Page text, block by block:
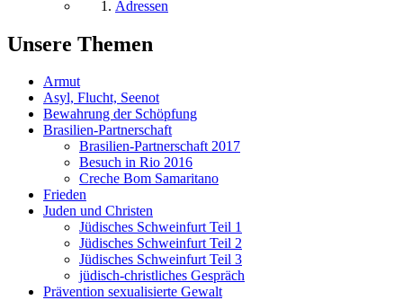
Adressen
Unsere Themen
Armut
Asyl, Flucht, Seenot
Bewahrung der Schöpfung
Brasilien-Partnerschaft
Brasilien-Partnerschaft 2017
Besuch in Rio 2016
Creche Bom Samaritano
Frieden
Juden und Christen
Jüdisches Schweinfurt Teil 1
Jüdisches Schweinfurt Teil 2
Jüdisches Schweinfurt Teil 3
jüdisch-christliches Gespräch
Prävention sexualisierte Gewalt